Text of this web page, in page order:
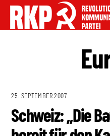
25. SEPTEMBER 2007
Schweiz: „Die